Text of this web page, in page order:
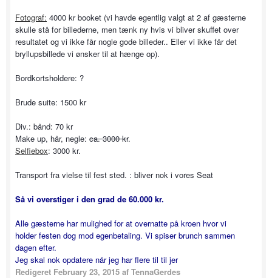
Fotograf: 4000 kr booket (vi havde egentlig valgt at 2 af gæsterne
skulle stå for billederne, men tænk ny hvis vi bliver skuffet over
resultatet og vi ikke får nogle gode billeder.. Eller vi ikke får det
bryllupsbillede vi ønsker til at hænge op).
Bordkortsholdere: ?
Brude suite: 1500 kr
Div.: bånd: 70 kr
Make up, hår, negle: ca. 3000 kr.
Selfiebox: 3000 kr.
Transport fra vielse til fest sted. : bliver nok i vores Seat
Så vi overstiger i den grad de 60.000 kr.
Alle gæsterne har mulighed for at overnatte på kroen hvor vi
holder festen dog mod egenbetaling. Vi spiser brunch sammen
dagen efter.
Jeg skal nok opdatere når jeg har flere til til jer
Redigeret February 23, 2015 af TennaGerdes